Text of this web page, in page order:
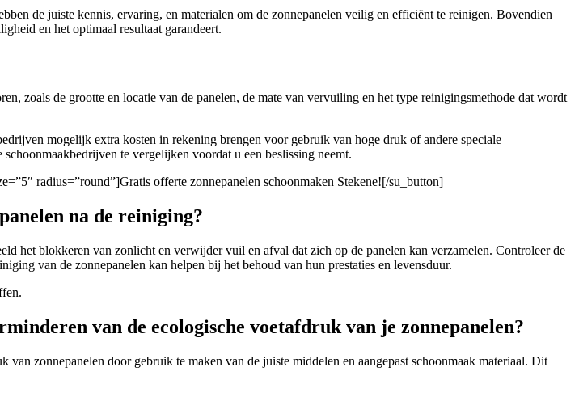
de juiste kennis, ervaring, en materialen om de zonnepanelen veilig en efficiënt te reinigen. Bovendien
en het optimaal resultaat garandeert.
zoals de grootte en locatie van de panelen, de mate van vervuiling en het type reinigingsmethode dat wordt
mogelijk extra kosten in rekening brengen voor gebruik van hoge druk of andere speciale
te vergelijken voordat u een beslissing neemt.
radius=”round”]Gratis offerte zonnepanelen schoonmaken Stekene![/su_button]
na de reiniging?
het blokkeren van zonlicht en verwijder vuil en afval dat zich op de panelen kan verzamelen. Controleer de
van de zonnepanelen kan helpen bij het behoud van hun prestaties en levensduur.
van de ecologische voetafdruk van je zonnepanelen?
zonnepanelen door gebruik te maken van de juiste middelen en aangepast schoonmaak materiaal. Dit